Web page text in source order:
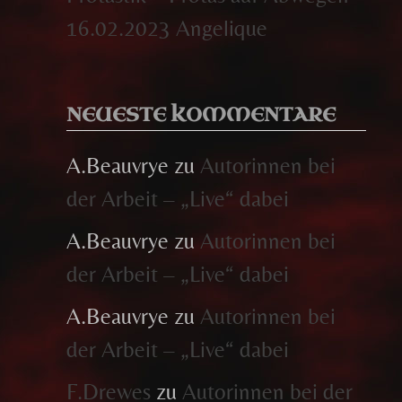
16.02.2023 Angelique
NEUESTE KOMMENTARE
A.Beauvrye zu Autorinnen bei
der Arbeit – „Live“ dabei
A.Beauvrye zu Autorinnen bei
der Arbeit – „Live“ dabei
A.Beauvrye zu Autorinnen bei
der Arbeit – „Live“ dabei
F.Drewes zu Autorinnen bei der